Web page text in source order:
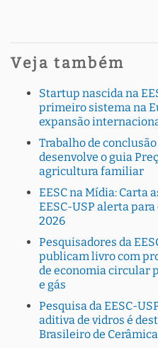
Veja também
Startup nascida na
primeiro sistema na
expansão
Trabalho de conclusão
desenvolve o guia
agricultura familiar
EESC na Mídia: Carta
EESC-USP alerta
2026
Pesquisadores da
publicam livro com
de economia circular
e gás
Pesquisa da EESC-
aditiva de vidros é
Brasileiro de Cerâmica